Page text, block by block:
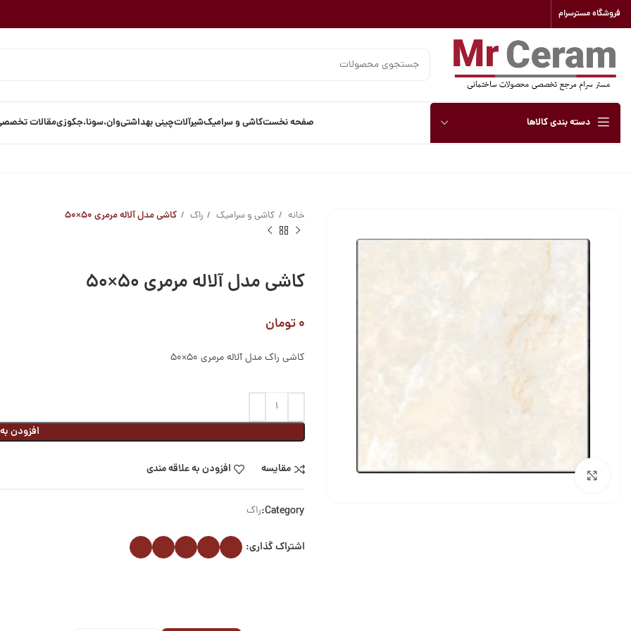
فروشگاه مسترسرام
دسته بندی کالاها صفحه نخستکاشی و سرامیکشیرآلاتچینی بهداشتیوان،سونا،جکوزیمقالات
بزرگنمایی تصویر
خانه کاشی و سرامیک راک کاشی مدل آلاله مرمری ۵۰×۵۰
کاشی مدل آلاله مرمری ۵۰×۵۰
۰تومان
کاشی راک مدل آلاله مرمری ۵۰×۵۰
افزودن
مقایسه افزودن به علاقه مندی
Category: راک
اشتراک گذاری: